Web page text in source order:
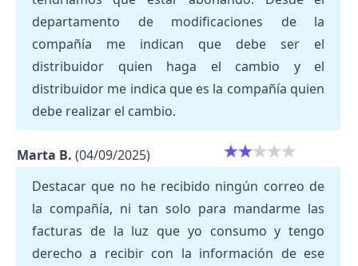
departamento de modificaciones de la
compañía me indican que debe ser el
distribuidor quien haga el cambio y el
distribuidor me indica que es la compañía quien
debe realizar el cambio.
Marta B. (04/09/2025)
Destacar que no he recibido ningún correo de
la compañía, ni tan solo para mandarme las
facturas de la luz que yo consumo y tengo
derecho a recibir con la información de ese